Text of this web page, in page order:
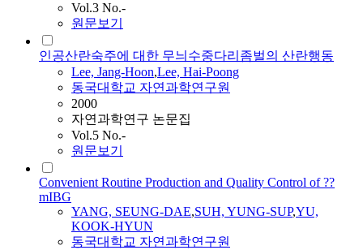
Vol.3 No.-
원문보기
인공산란숙주에 대한 무늬수중다리좀벌의 산란행동
Lee, Jang-Hoon,Lee, Hai-Poong
동국대학교 자연과학연구원
2000
자연과학연구 논문집
Vol.5 No.-
원문보기
Convenient Routine Production and Quality Control of ??
mIBG
YANG, SEUNG-DAE,SUH, YUNG-SUP,YU,
KOOK-HYUN
동국대학교 자연과학연구원